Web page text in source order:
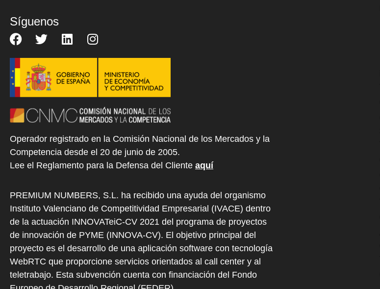
Síguenos
Operador registrado en la Comisión Nacional de los Mercados y la
Competencia desde el 20 de junio de 2005.
Lee el Reglamento para la Defensa del Cliente aquí
PREMIUM NUMBERS, S.L. ha recibido una ayuda del organismo
Instituto Valenciano de Competitividad Empresarial (IVACE) dentro
de la actuación INNOVATeiC-CV 2021 del programa de proyectos
de innovación de PYME (INNOVA-CV). El objetivo principal del
proyecto es el desarrollo de una aplicación software con tecnología
WebRTC que proporcione servicios orientados al call center y al
teletrabajo. Esta subvención cuenta con financiación del Fondo